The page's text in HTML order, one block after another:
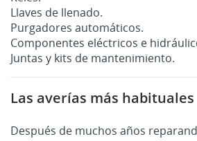
Llaves de llenado.
Purgadores automáticos.
Componentes eléctricos e
Juntas y kits de mantenimiento.
Las averías más habituales
Después de muchos años